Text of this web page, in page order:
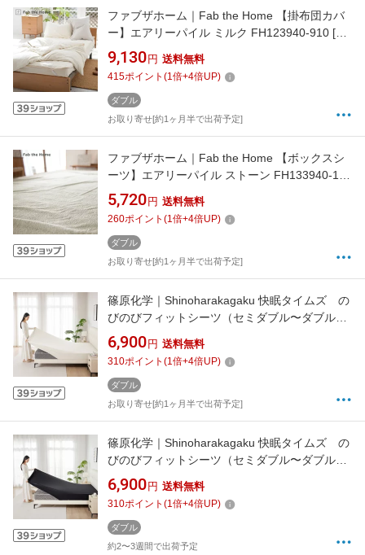
ファブザホーム｜Fab the Home 【掛布団カバ
ー】エアリーパイル ミルク FH123940-910 [ダ
ブルサイズ]
9,130 円 送料無料
415ポイント (1倍+4倍UP)
ダブル
お取り寄せ[約1ヶ月半で出荷予定]
ファブザホーム｜Fab the Home 【ボックスシ
ーツ】エアリーパイル ストーン FH133940-130
[ダブルサイズ]
5,720 円 送料無料
260ポイント (1倍+4倍UP)
ダブル
お取り寄せ[約1ヶ月半で出荷予定]
篠原化学｜Shinoharakagaku 快眠タイムズ の
びのびフィットシーツ（セミダブル〜ダブル）
快眠タイムズ アイボリー KMT-FS-120140-
1025-IV
6,900 円 送料無料
310ポイント (1倍+4倍UP)
ダブル
お取り寄せ[約1ヶ月半で出荷予定]
篠原化学｜Shinoharakagaku 快眠タイムズ の
びのびフィットシーツ（セミダブル〜ダブル）
快眠タイムズ ブラック KMT-FS-120140-1025-
BK
6,900 円 送料無料
310ポイント (1倍+4倍UP)
ダブル
約2〜3週間で出荷予定